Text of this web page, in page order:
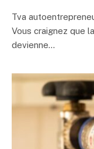
Tva
Vous craignez que
devienne…